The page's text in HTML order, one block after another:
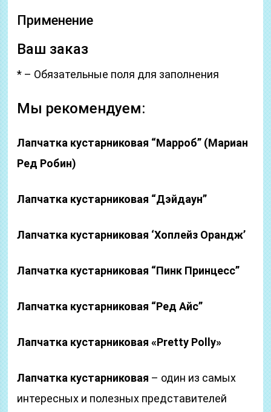
Применение
Ваш заказ
* – Обязательные поля для заполнения
Мы рекомендуем:
Лапчатка кустарниковая “Марроб” (Мариан
Ред Робин)
Лапчатка кустарниковая “Дэйдаун”
Лапчатка кустарниковая ‘Хоплейз Орандж’
Лапчатка кустарниковая “Пинк Принцесс”
Лапчатка кустарниковая “Ред Айс”
Лапчатка кустарниковая «Pretty Polly»
Лапчатка кустарниковая – один из самых
интересных и полезных представителей